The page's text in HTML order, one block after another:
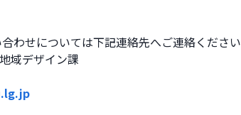
わせについては下記連絡先へご連絡くださ
域デザイン課